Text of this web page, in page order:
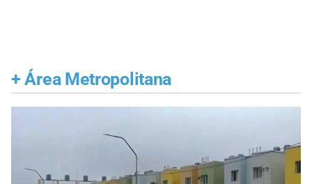
+ Área Metropolitana